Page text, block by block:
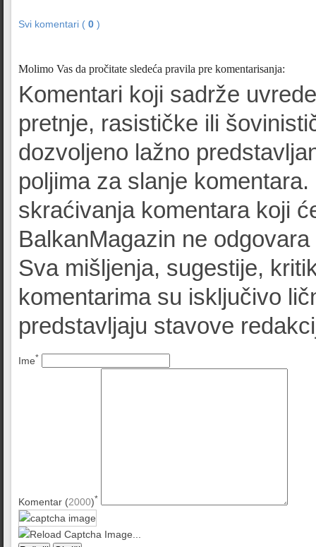
Svi komentari ( 0 )
Molimo Vas da pročitate sledeća pravila pre komentarisanja:
Komentari koji sadrže
pretnje, rasističke ili
dozvoljeno lažno
poljima za slanje
skraćivanja komentara koji
BalkanMagazin ne
Sva mišljenja, sugestije,
komentarima su isključivo
predstavljaju stavove
Ime*
Komentar (2000)*